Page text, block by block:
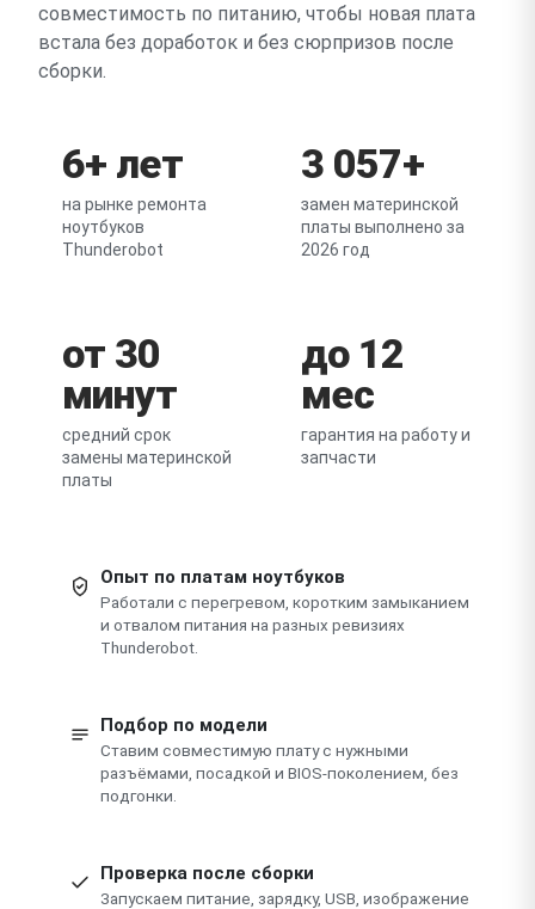
совместимость по питанию, чтобы новая плата
встала без доработок и без сюрпризов после
сборки.
6+ лет
на рынке ремонта
ноутбуков
Thunderobot
3 057+
замен материнской
платы выполнено за
2026 год
от 30
минут
средний срок
замены материнской
платы
до 12
мес
гарантия на работу и
запчасти
Опыт по платам ноутбуков
Работали с перегревом, коротким замыканием
и отвалом питания на разных ревизиях
Thunderobot.
Подбор по модели
Ставим совместимую плату с нужными
разъёмами, посадкой и BIOS-поколением, без
подгонки.
Проверка после сборки
Запускаем питание, зарядку, USB, изображение